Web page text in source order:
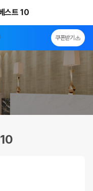
스트 10
쿠폰받기